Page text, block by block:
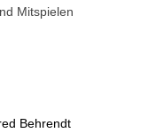
Mitspielen